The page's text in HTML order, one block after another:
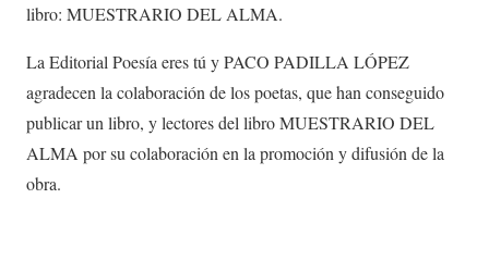
libro: MUESTRARIO DEL ALMA.
La Editorial Poesía eres tú y PACO PADILLA LÓPEZ
agradecen la colaboración de los poetas, que han conseguido
publicar un libro, y lectores del libro MUESTRARIO DEL
ALMA por su colaboración en la promoción y difusión de la
obra.